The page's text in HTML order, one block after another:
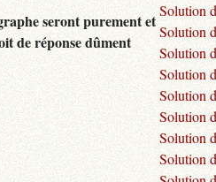
seront purement et
de réponse dûment
Solution
Solution
Solution
Solution
Solution
Solution
Solution
Solution